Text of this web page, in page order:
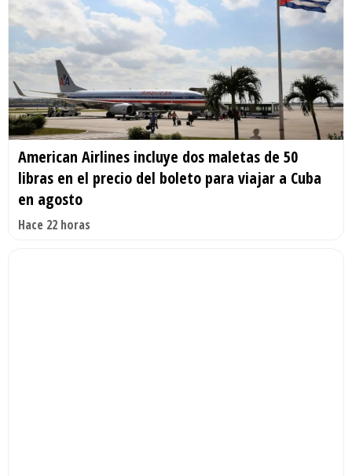
American Airlines incluye dos maletas de 50
libras en el precio del boleto para viajar a Cuba
en agosto
Hace 22 horas